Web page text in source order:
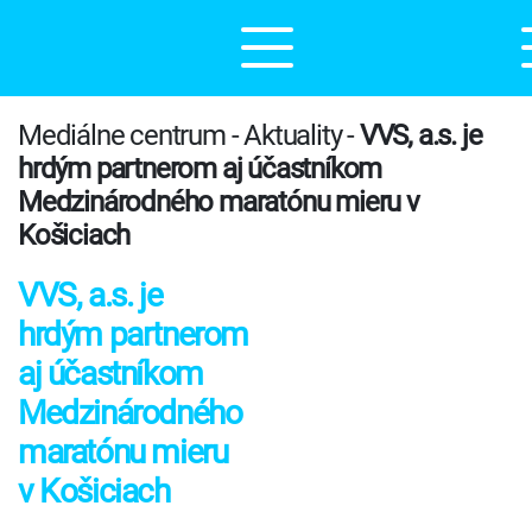
Mediálne centrum - Aktuality -VVS, a.s. je
hrdým partnerom aj účastníkom
Medzinárodného maratónu mieru v
Košiciach
VVS, a.s. je
hrdým partnerom
aj účastníkom
Medzinárodného
maratónu mieru
v Košiciach